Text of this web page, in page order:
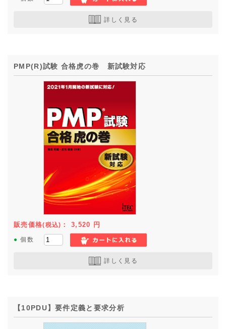
詳しく見る
PMP(R)試験 合格虎の巻 新試験対応
販売価格(税込) ：3,520 円
● 個数
詳しく見る
【10PDU】要件定義と要求分析